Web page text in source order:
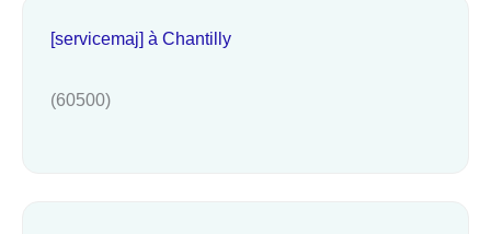
[servicemaj] à Chantilly
(60500)